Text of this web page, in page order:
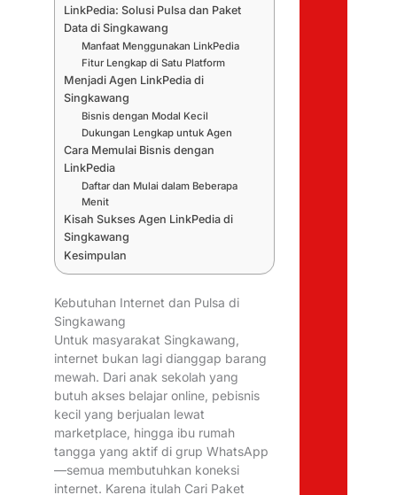
LinkPedia: Solusi Pulsa dan Paket
Data di Singkawang
Manfaat Menggunakan LinkPedia
Fitur Lengkap di Satu Platform
Menjadi Agen LinkPedia di
Singkawang
Bisnis dengan Modal Kecil
Dukungan Lengkap untuk Agen
Cara Memulai Bisnis dengan
LinkPedia
Daftar dan Mulai dalam Beberapa
Menit
Kisah Sukses Agen LinkPedia di
Singkawang
Kesimpulan
Kebutuhan Internet dan Pulsa di
Singkawang
Untuk masyarakat Singkawang,
internet bukan lagi dianggap barang
mewah. Dari anak sekolah yang
butuh akses belajar online, pebisnis
kecil yang berjualan lewat
marketplace, hingga ibu rumah
tangga yang aktif di grup WhatsApp
—semua membutuhkan koneksi
internet. Karena itulah Cari Paket